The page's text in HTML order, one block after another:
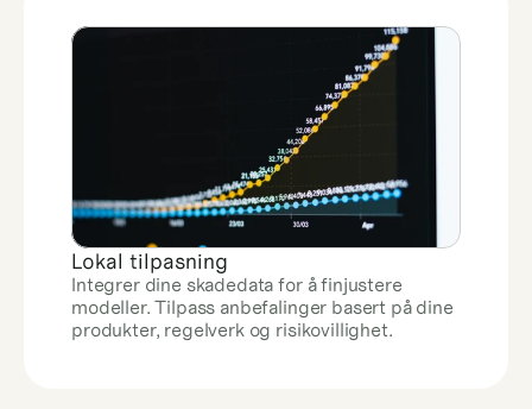
Lokal tilpasning
Integrer dine skadedata for å finjustere
modeller. Tilpass anbefalinger basert på dine
produkter, regelverk og risikovillighet.